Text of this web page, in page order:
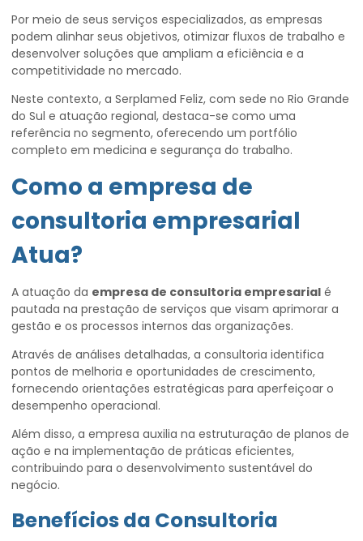
Por meio de seus serviços especializados, as empresas
podem alinhar seus objetivos, otimizar fluxos de trabalho e
desenvolver soluções que ampliam a eficiência e a
competitividade no mercado.
Neste contexto, a Serplamed Feliz, com sede no Rio Grande
do Sul e atuação regional, destaca-se como uma
referência no segmento, oferecendo um portfólio
completo em medicina e segurança do trabalho.
Como a empresa de
consultoria empresarial
Atua?
A atuação da empresa de consultoria empresarial é
pautada na prestação de serviços que visam aprimorar a
gestão e os processos internos das organizações.
Através de análises detalhadas, a consultoria identifica
pontos de melhoria e oportunidades de crescimento,
fornecendo orientações estratégicas para aperfeiçoar o
desempenho operacional.
Além disso, a empresa auxilia na estruturação de planos de
ação e na implementação de práticas eficientes,
contribuindo para o desenvolvimento sustentável do
negócio.
Benefícios da Consultoria